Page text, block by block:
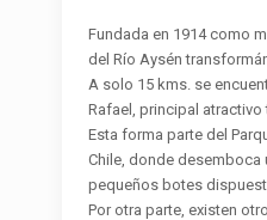
Fundada en 1914 como
del Río Aysén
A solo 15 kms. se
Rafael, principal atractivo
Esta forma parte del
Chile, donde
pequeños botes
Por otra parte, existen